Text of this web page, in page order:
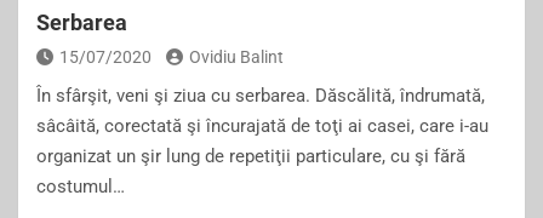
Serbarea
15/07/2020 Ovidiu Balint
În sfârşit, veni şi ziua cu serbarea. Dăscălită, îndrumată,
sâcâită, corectată şi încurajată de toţi ai casei, care i-au
organizat un şir lung de repetiţii particulare, cu şi fără
costumul…